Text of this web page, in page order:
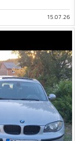
15.07.26